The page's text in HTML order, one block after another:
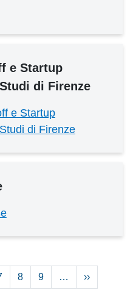
e Startup
di Firenze
e Startup
di Firenze
8 9 … ››Pagina